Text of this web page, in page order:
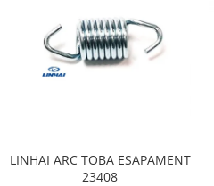
ELECTROMOTOR
Relee
Rotor
Termostate
Touring
Vesta
LINHAI ARC TOBA ESAPAMENT
23408